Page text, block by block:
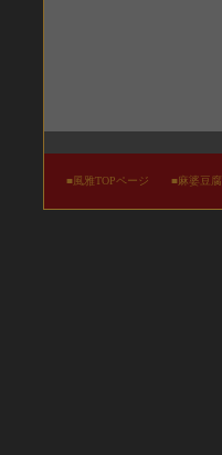
■風雅TOPページ ■麻婆豆腐